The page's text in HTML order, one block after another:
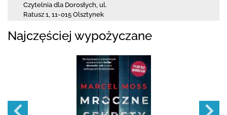
Czytelnia dla Dorosłych, ul.
Ratusz 1 11-015 Olsztynek
Najczęściej wypożyczane